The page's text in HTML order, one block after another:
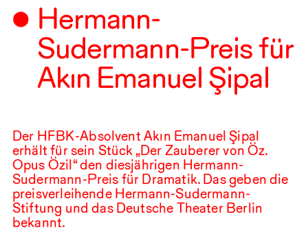
Hermann-
Sudermann-Preis für
Akın Emanuel Şipal
Der HFBK-Absolvent Akın Emanuel Şipal
erhält für sein Stück „Der Zauberer von Öz.
Opus Özil“ den diesjährigen Hermann-
Sudermann-Preis für Dramatik. Das geben die
preisverleihende Hermann-Sudermann-
Stiftung und das Deutsche Theater Berlin
bekannt.